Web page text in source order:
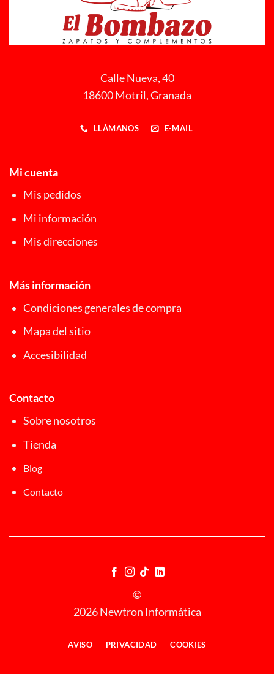
Calle Nueva, 40
18600 Motril, Granada
LLÁMANOS E-MAIL
Mi cuenta
Mis pedidos
Mi información
Mis direcciones
Más información
Condiciones generales de compra
Mapa del sitio
Accesibilidad
Contacto
Sobre nosotros
Tienda
Blog
Contacto
©
2026 Newtron Informática
AVISO PRIVACIDAD COOKIES